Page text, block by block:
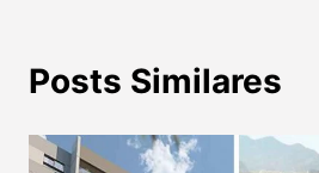
Posts Similares